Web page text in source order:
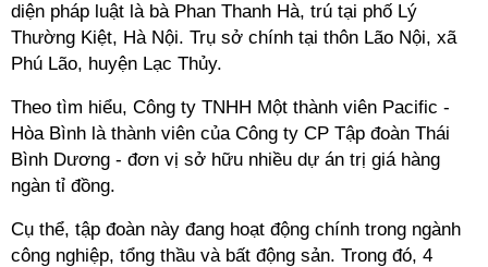
diện pháp luật là bà Phan Thanh Hà, trú tại phố Lý
Thường Kiệt, Hà Nội. Trụ sở chính tại thôn Lão Nội, xã
Phú Lão, huyện Lạc Thủy.
Theo tìm hiểu, Công ty TNHH Một thành viên Pacific -
Hòa Bình là thành viên của Công ty CP Tập đoàn Thái
Bình Dương - đơn vị sở hữu nhiều dự án trị giá hàng
ngàn tỉ đồng.
Cụ thể, tập đoàn này đang hoạt động chính trong ngành
công nghiệp, tổng thầu và bất động sản. Trong đó, 4